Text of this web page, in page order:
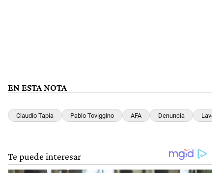
EN ESTA NOTA
Claudio Tapia Pablo Toviggino AFA Denuncia